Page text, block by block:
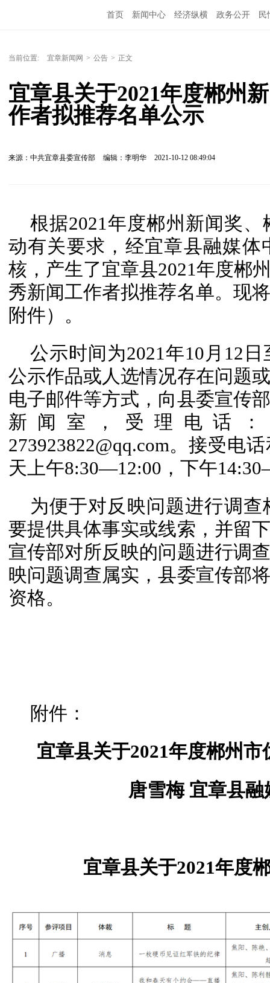
首页 新闻中心 经济纵横 政务公开 民
当前位置: 宜章新闻网 > 公告 > 正文
宜章县关于2021年度郴州
作者拟推荐名单公示
来源：中共宜章县委宣传部 编辑：李明华 2021-10-12 08:49:04
根据2021年度郴州新闻奖
动有关要求，经宜章县融媒
核，产生了宜章县2021年度郴
秀新闻工作者拟推荐名单。现
附件）。
公示时间为2021年10月12
公示作品或人选情况存在问题
电子邮件等方式，向县委宣传
新闻室，受理电话：
273923822@qq.com。接受电
天上午8:30—12:00，下午
为便于对反映问题进行调
要提供具体事实或线索，并留
宣传部对所反映的问题进行调
映问题调查属实，县委宣传部
资格。
附件：
宜章县关于2021年度郴州
唐雪梅 宜章县
宜章县关于2021年度